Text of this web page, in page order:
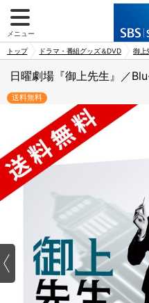
メニュー
トップ ドラマ・番組グッズ＆DVD 御上
日曜劇場『御上先生』／
送料無料